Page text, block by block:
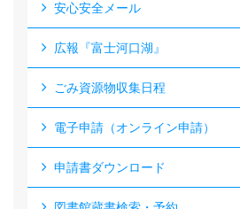
安心安全メール
広報『富士河口湖』
ごみ資源物収集日程
電子申請（オンライン申請）
申請書ダウンロード